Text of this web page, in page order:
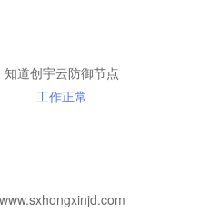
知道创宇云防御节点
工作正常
www.sxhongxinjd.com